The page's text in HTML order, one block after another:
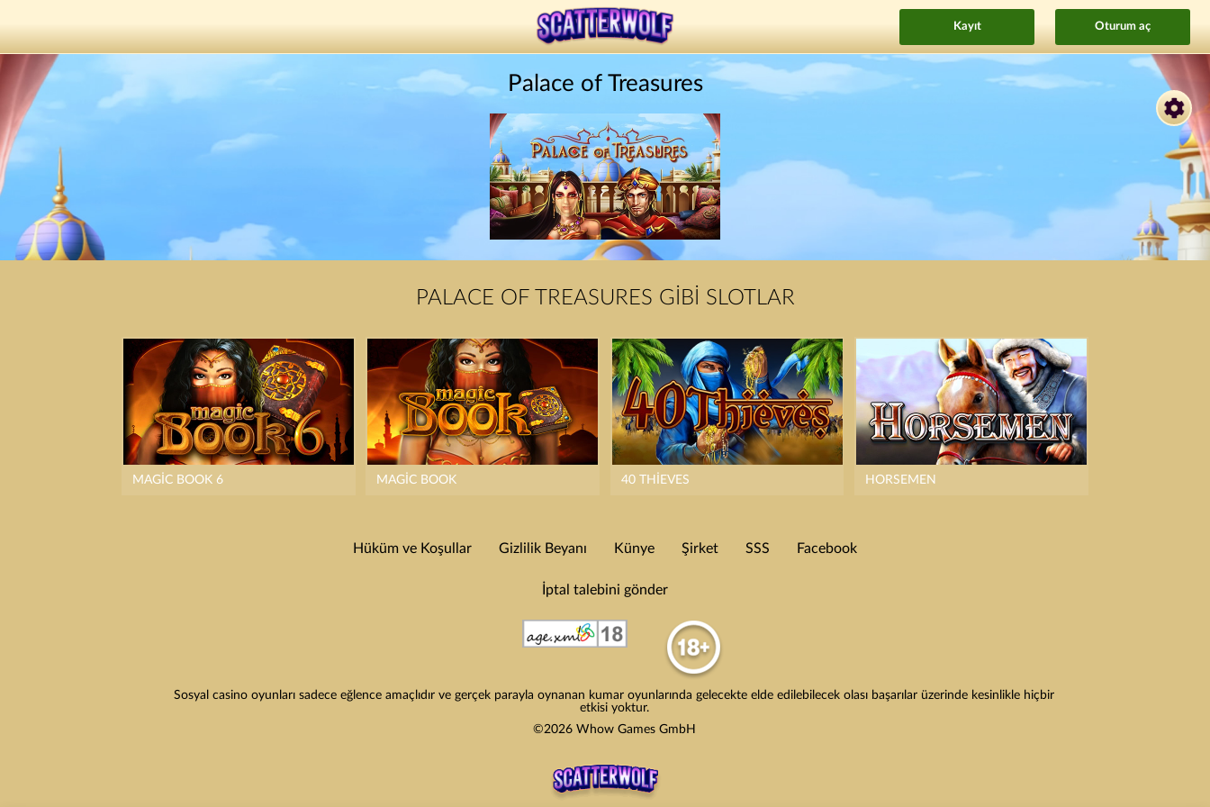
Kayıt Oturum aç
Palace of Treasures
PALACE OF TREASURES GIBI SLOTLAR
MAGIC BOOK 6 MAGIC BOOK 40 THIEVES HORSEMEN
Hüküm ve Koşullar Gizlilik Beyanı Künye Şirket SSS Facebook
İptal talebini gönder
Sosyal casino oyunları sadece eğlence amaçlıdır ve gerçek parayla oynanan kumar oyunlarında gelecekte elde edilebilecek olası başarılar üzerinde kesinlikle hiçbir
etkisi yoktur.
©2026 Whow Games GmbH